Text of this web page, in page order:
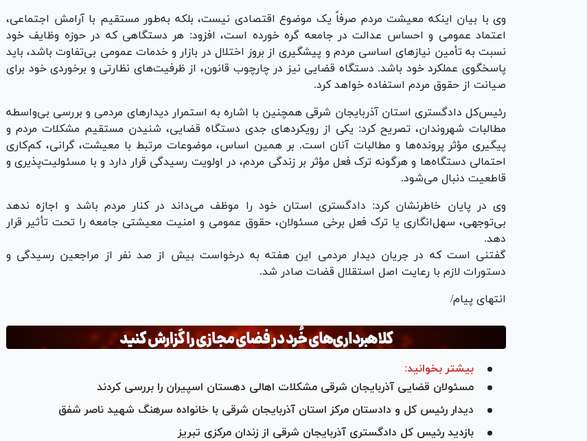
وی با بیان اینکه معیشت مردم صرفاً یک موضوع اقتصادی نیست، بلکه به‌طور مستقیم با آرامش اجتماعی،
اعتماد عمومی و احساس عدالت در جامعه گره خورده است، افزود: هر دستگاهی که در حوزه وظایف خود
نسبت به تأمین نیازهای اساسی مردم و پیشگیری از بروز اختلال در بازار و خدمات عمومی بی‌تفاوت باشد، باید
پاسخگوی عملکرد خود باشد. دستگاه قضایی نیز در چارچوب قانون، از ظرفیت‌های نظارتی و برخوردی خود برای
صیانت از حقوق مردم استفاده خواهد کرد.
رئیس‌کل دادگستری استان آذربایجان شرقی همچنین با اشاره به استمرار دیدارهای مردمی و بررسی بی‌واسطه
مطالبات شهروندان، تصریح کرد: یکی از رویکردهای جدی دستگاه قضایی، شنیدن مستقیم مشکلات مردم و
پیگیری مؤثر پرونده‌ها و مطالبات آنان است. بر همین اساس، موضوعات مرتبط با معیشت، گرانی، کم‌کاری
احتمالی دستگاه‌ها و هرگونه ترک فعل مؤثر بر زندگی مردم، در اولویت رسیدگی قرار دارد و با مسئولیت‌پذیری و
قاطعیت دنبال می‌شود.
وی در پایان خاطرنشان کرد: دادگستری استان خود را موظف می‌داند در کنار مردم باشد و اجازه ندهد
بی‌توجهی، سهل‌انگاری یا ترک فعل برخی مسئولان، حقوق عمومی و امنیت معیشتی جامعه را تحت تأثیر قرار
دهد.
گفتنی است که در جریان دیدار مردمی این هفته به درخواست بیش از صد نفر از مراجعین رسیدگی و
دستورات لازم با رعایت اصل استقلال قضات صادر شد.
انتهای پیام/
بیشتر بخوانید:
مسئولان قضایی آذربایجان شرقی مشکلات اهالی دهستان اسپیران را بررسی کردند
دیدار رئیس کل و دادستان مرکز استان آذربایجان شرقی با خانواده سرهنگ شهید ناصر شفق
بازدید رئیس کل دادگستری آذربایجان شرقی از زندان مرکزی تبریز